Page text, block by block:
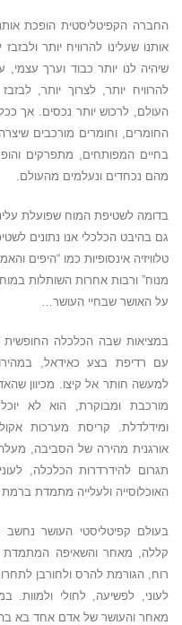
החברה הקפיטליסטית הופכת
אותנו שעלינו להרוויח יותר
שיהיה לנו יותר כבוד וערך
להרוויח יותר, לצרוך יותר,
העולם, לרכוש יותר נכסים. אך
החומרים, וחומרים מורכבים
בחיים המפותחים, מתפרקים
מהם נכחדים ונעלמים מהעולם.
בדומה לשטיפת המוח שפועלת
גם בהיבט הכלכלי אנו נתונים
טלוויזיה אינסופיות כמו “היפים
מנוח” ורבות אחרות השותלות
על האושר שבחיי העושר…
במציאות שבה הכלכלה החופשית
עם רדיפת בצע כאידאל,
למעשה חותר אל קיצו. מכיוון
מורכבת ומבוקרת, הוא לא
ומידלדלת. קריסת מערכות
אורגנית מהירה של הסביבה,
תגרום להידרדרות הכלכלה,
האוכלוסייה ולעלייה מתמדת ברמת
בעולם קפיטליסטי העושר
קללה, מאחר והשאיפה המתמדת
רוח, הגורמת להרס ולחורבן
לעוני, לפשיעה, לחולי ולמוות.
מאחר והעושר של אדם אחד בא